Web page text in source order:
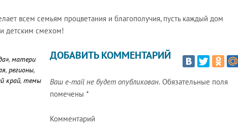
всем семьям процветания и благополучия, пусть каждый дом
детским смехом!
, матери
, регионы,
край, темы
ДОБАВИТЬ КОММЕНТАРИЙ
Ваш e-mail не будет опубликован. Обязательные поля
помечены *
Комментарий